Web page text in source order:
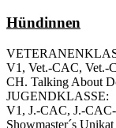
Hündinnen
V1, Vet.-CAC, Vet.-
CH. Talking About
JUGENDKLASSE:
V1, J.-CAC, J.-
Showmaster´s Unikat